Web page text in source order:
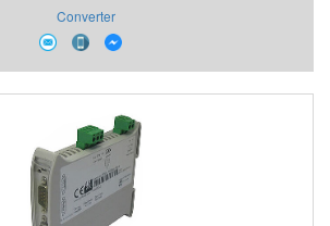
Converter